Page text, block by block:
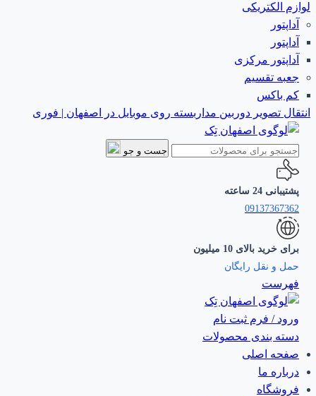
لوازم الکتریکی
آداپتور
آداپتور
آداپتور مرکزی
جعبه تقسیم
کم باکس
انتقال تصویر دوربین مداربسته روی موبایل در اصفهان | فوری
جست و جو
پشتیبانی 24 ساعته
09137367362
برای خرید بالای 10 میلیون
حمل و نقل رایگان
فهرست
ورود / فرم ثبت نام
دسته بندی محصولات
صفحه اصلی
درباره ما
فروشگاه